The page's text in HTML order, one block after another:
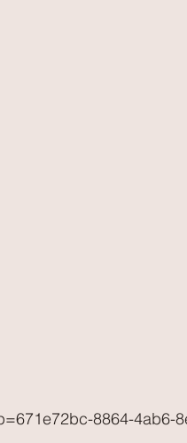
8864-4ab6-